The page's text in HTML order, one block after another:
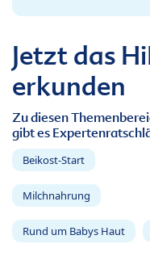
Jetzt das
erkunden
Zu diesen
gibt es
Beikost-Start
Milchnahrung
Rund um Babys Haut